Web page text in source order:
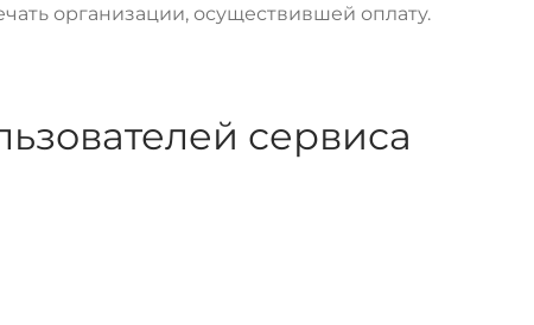
организации, осуществившей оплату.
сервиса